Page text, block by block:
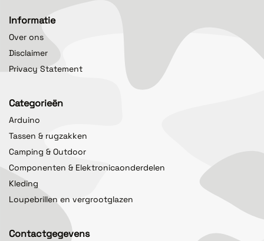
Informatie
Over ons
Disclaimer
Privacy Statement
Categorieën
Arduino
Tassen & rugzakken
Camping & Outdoor
Componenten & Elektronicaonderdelen
Kleding
Loupebrillen en vergrootglazen
Contactgegevens